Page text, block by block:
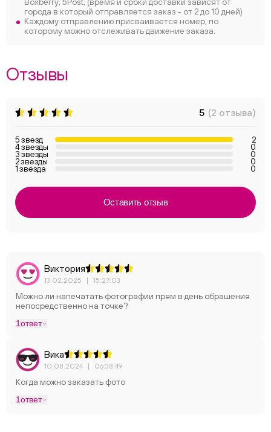
города в который отправляется заказ - от 2 до 10 дней)
Каждому отправлению присваивается номер, по
которому можно отслеживать движение заказа.
Отзывы
5 (2 отзыва)
5 звезд 2
4 звезды 0
3 звезды 0
2 звезды 0
1 звезда 0
Оставить отзыв
Виктория
13.02.2025 | 15:27:03
Можно ли напечатать фотографии прям в день обрашения
непосредственно на точке?
1ответ
Вика
10.08.2024 | 06:38:49
Когда можно заказать фото
1ответ